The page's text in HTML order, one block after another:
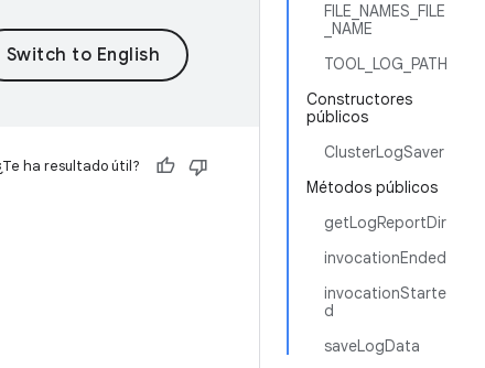
FILE_NAMES_FILE
_NAME
TOOL_LOG_PATH
Constructores
públicos
ClusterLogSaver
Métodos públicos
getLogReportDir
invocationEnded
invocationStarte
d
saveLogData
ha resultado útil?